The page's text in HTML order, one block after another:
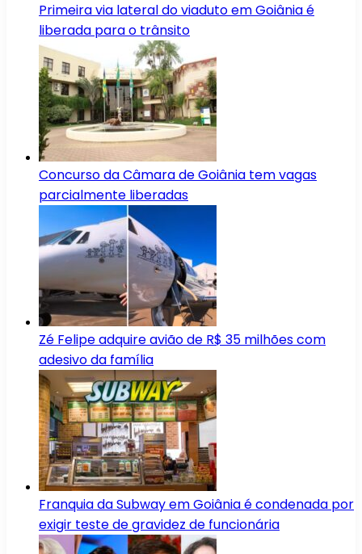
Primeira via lateral do viaduto em Goiânia é
liberada para o trânsito
Concurso da Câmara de Goiânia tem vagas
parcialmente liberadas
Zé Felipe adquire avião de R$ 35 milhões com
adesivo da família
Franquia da Subway em Goiânia é condenada por
exigir teste de gravidez de funcionária